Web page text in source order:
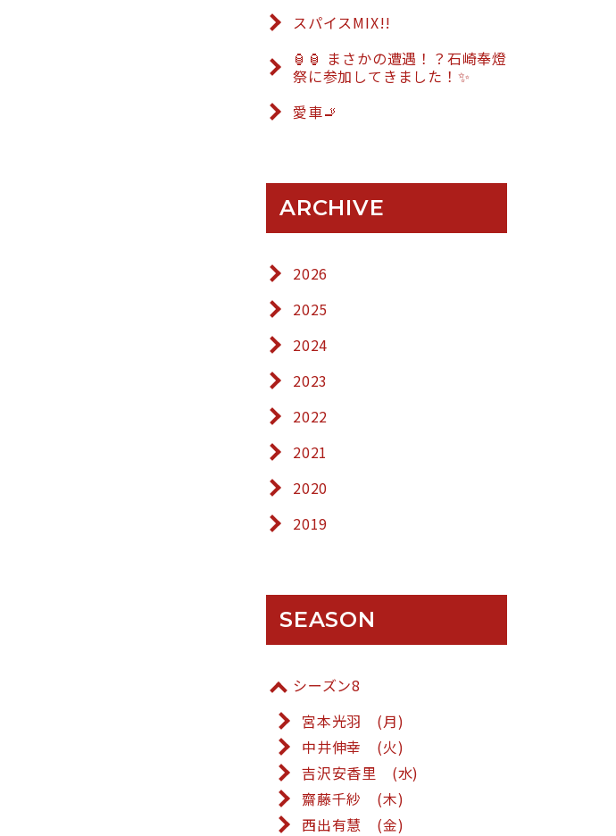
スパイスMIX!!
🏮🏮 まさかの遭遇！？石崎奉燈
祭に参加してきました！✨
愛車🚬
ARCHIVE
2026
2025
2024
2023
2022
2021
2020
2019
SEASON
シーズン8
宮本光羽 (月)
中井伸幸 (火)
吉沢安香里 (水)
齋藤千紗 (木)
西出有慧 (金)